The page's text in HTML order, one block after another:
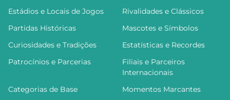
Estádios e Locais de Jogos
Rivalidades e Clássicos
Partidas Históricas
Mascotes e Símbolos
Curiosidades e Tradições
Estatísticas e Recordes
Patrocínios e Parcerias
Filiais e Parceiros
Internacionais
Categorias de Base
Momentos Marcantes